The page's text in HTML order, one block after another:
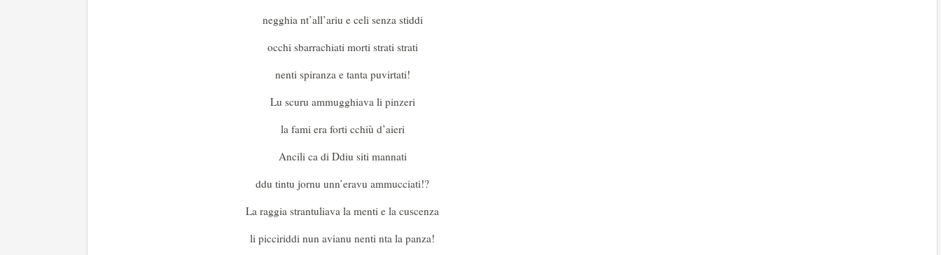
negghia nt’all’ariu e celi senza stiddi
occhi sbarrachiati morti strati strati
nenti spiranza e tanta puvirtati!
Lu scuru ammugghiava li pinzeri
la fami era forti cchiù d’aieri
Ancili ca di Ddiu siti mannati
ddu tintu jornu unn’eravu ammucciati!?
La raggia strantuliava la menti e la cuscenza
li picciriddi nun avianu nenti nta la panza!